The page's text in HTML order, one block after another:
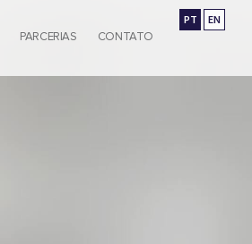
PT EN
PARCERIAS CONTATO